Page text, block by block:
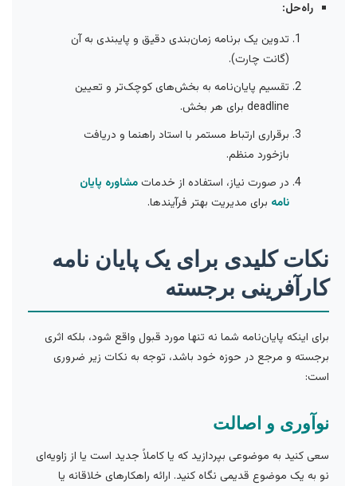
راه‌حل:
تدوین یک برنامه زمان‌بندی دقیق و پایبندی به آن
(گانت چارت).
تقسیم پایان‌نامه به بخش‌های کوچک‌تر و تعیین
deadline برای هر بخش.
برقراری ارتباط مستمر با استاد راهنما و دریافت
بازخورد منظم.
در صورت نیاز، استفاده از خدماتمشاوره پایان
نامه برای مدیریت بهتر فرآیندها.
نکات کلیدی برای یک پایان نامه
کارآفرینی برجسته
برای اینکه پایان‌نامه شما نه تنها مورد قبول واقع شود، بلکه اثری
برجسته و مرجع در حوزه خود باشد، توجه به نکات زیر ضروری
است:
نوآوری و اصالت
سعی کنید به موضوعی بپردازید که یا کاملاً جدید است یا از زاویه‌ای
نو به یک موضوع قدیمی نگاه کنید. ارائه راهکارهای خلاقانه یا